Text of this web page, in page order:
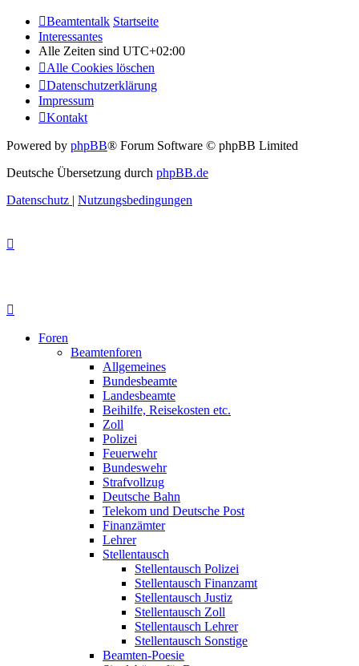
Beamtentalk Startseite
Interessantes
Alle Zeiten sind UTC+02:00
Alle Cookies löschen
Datenschutzerklärung
Impressum
Kontakt
Powered by phpBB® Forum Software © phpBB Limited
Deutsche Übersetzung durch phpBB.de
Datenschutz | Nutzungsbedingungen
Foren
Beamtenforen
Allgemeines
Bundesbeamte
Landesbeamte
Beihilfe, Reisekosten etc.
Zoll
Polizei
Feuerwehr
Bundeswehr
Strafvollzug
Deutsche Bahn
Telekom und Deutsche Post
Finanzämter
Lehrer
Stellentausch
Stellentausch Polizei
Stellentausch Finanzamt
Stellentausch Justiz
Stellentausch Zoll
Stellentausch Lehrer
Stellentausch Sonstige
Beamten-Poesie